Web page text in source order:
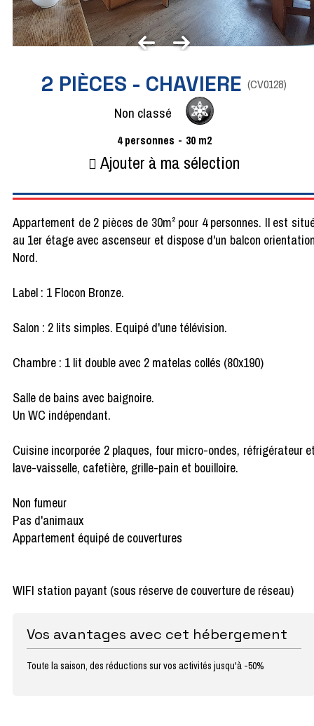
2 PIÈCES - CHAVIERE (CV0128)
Non classé
4 personnes 30 m2
Ajouter à ma sélection
Appartement de 2 pièces de 30m² pour 4 personnes. Il est
au 1er étage avec ascenseur et dispose d'un balcon
Nord.
Label : 1 Flocon Bronze.
Salon : 2 lits simples. Equipé d'une télévision.
Chambre : 1 lit double avec 2 matelas collés (80x190)
Salle de bains avec baignoire.
Un WC indépendant.
Cuisine incorporée 2 plaques, four micro-ondes, réfrigérateur
lave-vaisselle, cafetière, grille-pain et bouilloire.
Non fumeur
Pas d'animaux
Appartement équipé de couvertures
WIFI station payant (sous réserve de couverture de réseau)
Vos avantages avec cet hébergement
Toute la saison, des réductions sur vos activités jusqu'à -50%